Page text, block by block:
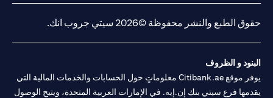
حقوق الطبع والنشر محفوظة ©2026 سيتي جروب انك.
البنود و الظروف
يوفر موقع Citibank.ae معلوماتٍ حول الحسابات والخدمات المالية التي
يقدمها فرع سيتي بنك إن.إيه. في الإمارات العربية المتحدة، ويتيح الوصول